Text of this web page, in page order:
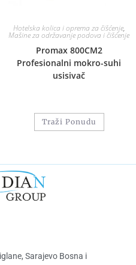
Hotelska kolica i oprema za čišćenje,
Mašine za održavanje podova i čišćenje
Promax 800CM2
Profesionalni mokro-suhi
usisivač
Traži Ponudu
Sarajevo Bosna i